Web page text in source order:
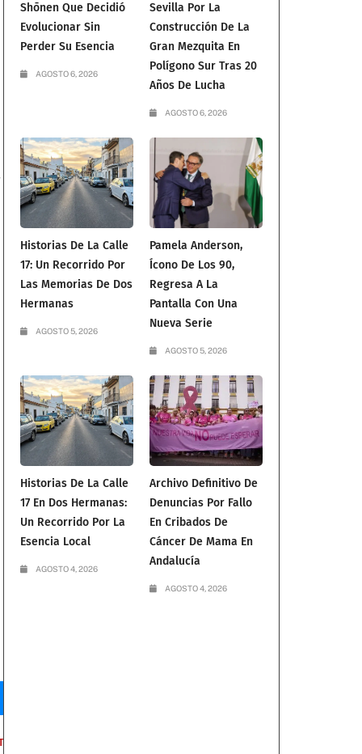
Shōnen Que Decidió
Evolucionar Sin
Perder Su Esencia
AGOSTO 6, 2026
Sevilla Por La
Construcción De La
Gran Mezquita En
Polígono Sur Tras 20
Años De Lucha
AGOSTO 6, 2026
Historias De La Calle
17: Un Recorrido Por
Las Memorias De Dos
Hermanas
AGOSTO 5, 2026
Pamela Anderson,
Ícono De Los 90,
Regresa A La
Pantalla Con Una
Nueva Serie
AGOSTO 5, 2026
Historias De La Calle
17 En Dos Hermanas:
Un Recorrido Por La
Esencia Local
AGOSTO 4, 2026
Archivo Definitivo De
Denuncias Por Fallo
En Cribados De
Cáncer De Mama En
Andalucía
AGOSTO 4, 2026